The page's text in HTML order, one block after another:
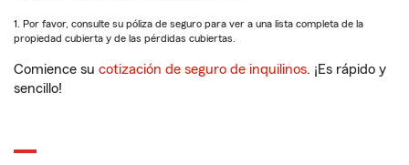
1. Por favor, consulte su póliza de seguro para ver a una lista completa de la
propiedad cubierta y de las pérdidas cubiertas.
Comience su cotización de seguro de inquilinos. ¡Es rápido y
sencillo!